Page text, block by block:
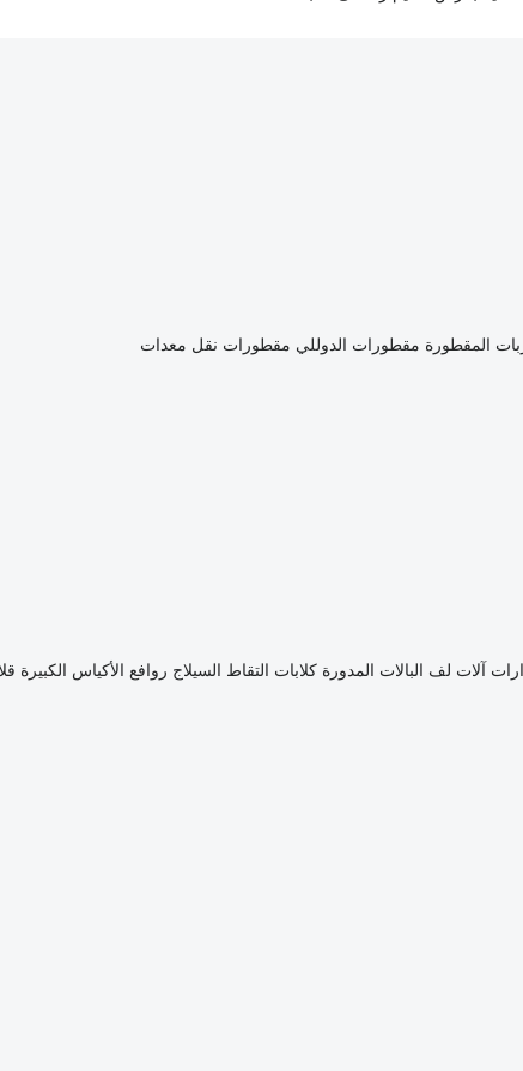
المقطورة مقطورات الدوللي مقطورات نقل معدات
آلات لف البالات المدورة كلابات التقاط السيلاج روافع الأكياس الكبيرة